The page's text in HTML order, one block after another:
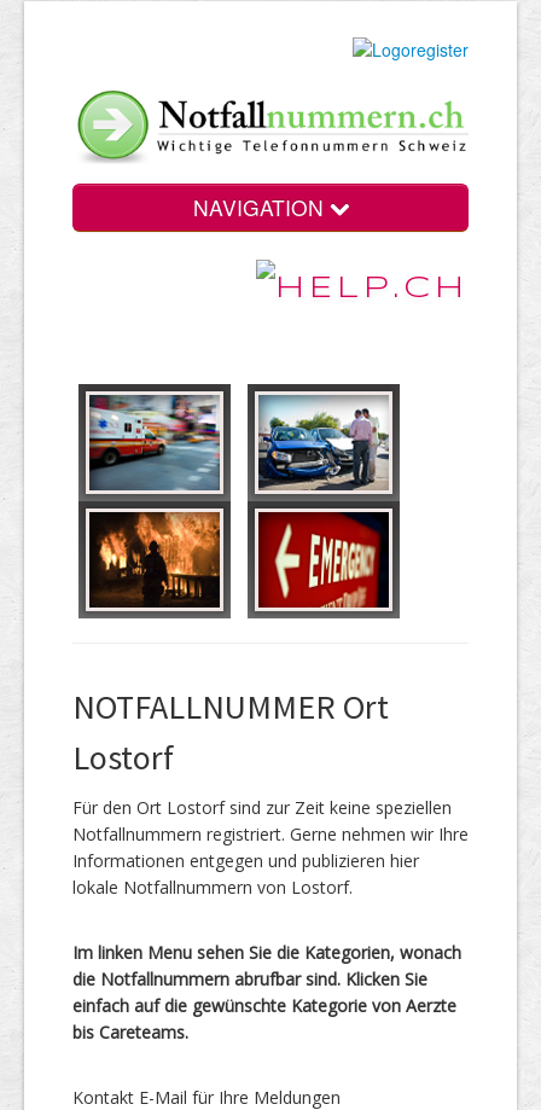
NAVIGATION
NOTFALLNUMMER Ort
Lostorf
Für den Ort Lostorf sind zur Zeit keine speziellen
Notfallnummern registriert. Gerne nehmen wir Ihre
Informationen entgegen und publizieren hier
lokale Notfallnummern von Lostorf.
Im linken Menu sehen Sie die Kategorien, wonach
die Notfallnummern abrufbar sind. Klicken Sie
einfach auf die gewünschte Kategorie von Aerzte
bis Careteams.
Kontakt E-Mail für Ihre Meldungen